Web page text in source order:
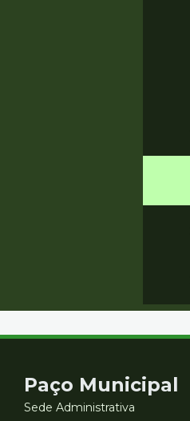
Contato
Paço Municipal
Sede Administrativa